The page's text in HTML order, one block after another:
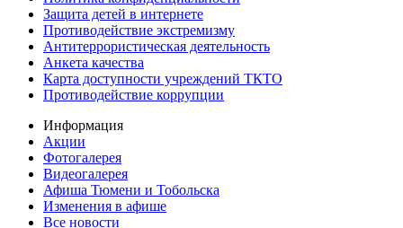
Защита детей в интернете
Противодействие экстремизму
Антитеррористическая деятельность
Анкета качества
Карта доступности учреждений ТКТО
Противодействие коррупции
Информация
Акции
Фотогалерея
Видеогалерея
Афиша Тюмени и Тобольска
Изменения в афише
Все новости